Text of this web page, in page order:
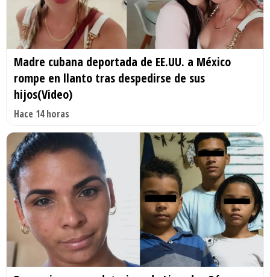
Madre cubana deportada de EE.UU. a México
rompe en llanto tras despedirse de sus
hijos(Video)
Hace 14 horas